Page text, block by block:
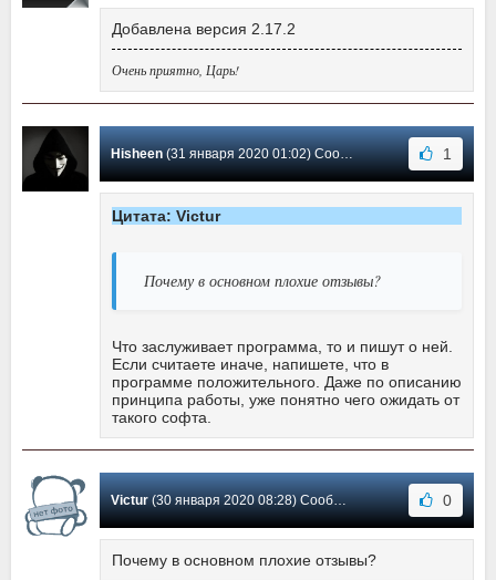
Добавлена версия 2.17.2
Очень приятно, Царь!
Hisheen(31 января 2020 01:02) Сообщение #54 1
Цитата: Victur
Почему в основном плохие отзывы?
Что заслуживает программа, то и пишут о ней.
Если считаете иначе, напишете, что в
программе положительного. Даже по описанию
принципа работы, уже понятно чего ожидать от
такого софта.
Victur(30 января 2020 08:28) Сообщение #53 0
Почему в основном плохие отзывы?